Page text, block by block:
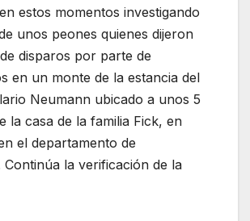
estos momentos investigando
unos peones quienes dijeron
disparos por parte de
en un monte de la estancia del
Neumann ubicado a unos 5
la casa de la familia Fick, en
el departamento de
Continúa la verificación de la